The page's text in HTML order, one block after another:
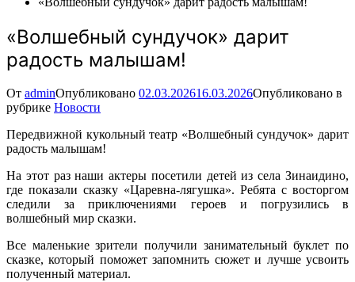
«Волшебный сундучок» дарит
радость малышам!
От adminОпубликовано 02.03.202616.03.2026Опубликовано в
рубрике Новости
Передвижной кукольный театр «Волшебный сундучок» дарит
радость малышам!
На этот раз наши актеры посетили детей из села Зинаидино,
где показали сказку «Царевна-лягушка». Ребята с восторгом
следили за приключениями героев и погрузились в
волшебный мир сказки.
Все маленькие зрители получили занимательный буклет по
сказке, который поможет запомнить сюжет и лучше усвоить
полученный материал.